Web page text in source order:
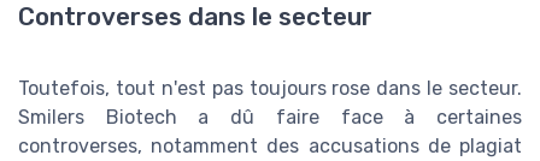
Controverses dans le secteur
Toutefois, tout n'est pas toujours rose dans le secteur.
Smilers Biotech a dû faire face à certaines
controverses, notamment des accusations de plagiat